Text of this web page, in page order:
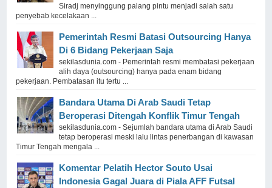
Siradj menyinggung palang pintu menjadi salah satu
penyebab kecelakaan ...
Pemerintah Resmi Batasi Outsourcing Hanya
Di 6 Bidang Pekerjaan Saja
sekilasdunia.com - Pemerintah resmi membatasi pekerjaan
alih daya (outsourcing) hanya pada enam bidang
pekerjaan. Pembatasan itu tertu ...
Bandara Utama Di Arab Saudi Tetap
Beroperasi Ditengah Konflik Timur Tengah
sekilasdunia.com - Sejumlah bandara utama di Arab Saudi
tetap beroperasi meski lalu lintas penerbangan di kawasan
Timur Tengah mengala ...
Komentar Pelatih Hector Souto Usai
Indonesia Gagal Juara di Piala AFF Futsal